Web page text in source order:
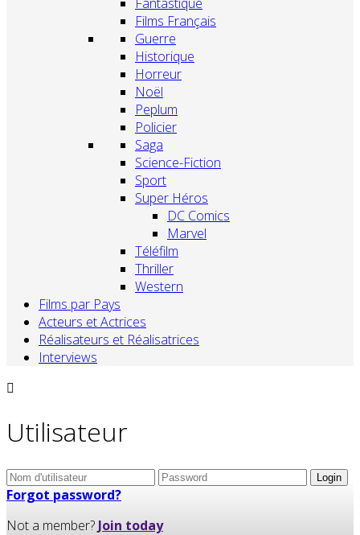
Films Français
Guerre
Historique
Horreur
Noël
Peplum
Policier
Saga
Science-Fiction
Sport
Super Héros
DC Comics
Marvel
Téléfilm
Thriller
Western
Films par Pays
Acteurs et Actrices
Réalisateurs et Réalisatrices
Interviews
Utilisateur
Forgot password?
Not a member? Join today